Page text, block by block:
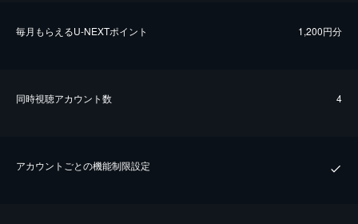
毎⽉もらえるU-NEXTポイント 1,200円分
同時視聴アカウント数 4
アカウントごとの機能制限設定